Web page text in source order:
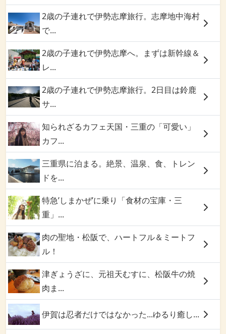
2歳の子連れで伊勢志摩旅行。志摩地中海村
で...
2歳の子連れで伊勢志摩へ。まずは新幹線＆
レ...
2歳の子連れで伊勢志摩旅行。2日目は鈴鹿
サ...
知られざるカフェ天国・三重の「可愛い」
カフ...
三重県に泊まる。絶景、温泉、食、トレン
ドを...
特急’しまかぜ’に乗り「食材の宝庫・三
重」...
肉の聖地・松阪で、ハートフル＆ミートフ
ル！
津ぎょうざに、元祖天むすに、松阪牛の焼
肉ま...
伊賀は忍者だけではなかった...ゆるり癒し...